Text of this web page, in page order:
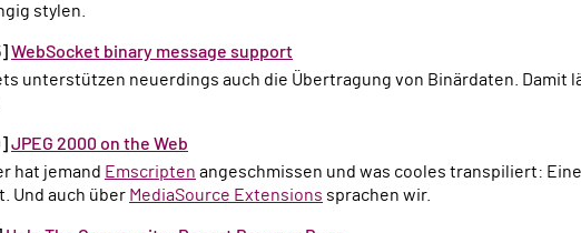
stylen.
WebSocket binary message support
JPEG 2000 on the Web
hat jemand Emscripten angeschmissen und was cooles transpiliert:
Und auch über MediaSource Extensions sprachen wir.